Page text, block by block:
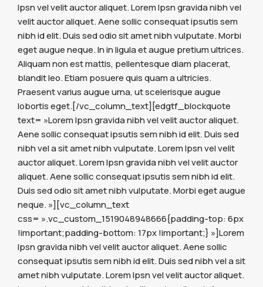
Ipsn vel velit auctor aliquet. Lorem Ipsn gravida nibh vel
velit auctor aliquet. Aene sollic consequat ipsutis sem
nibh id elit. Duis sed odio sit amet nibh vulputate. Morbi
eget augue neque. In in ligula et augue pretium ultrices.
Aliquam non est mattis, pellentesque diam placerat,
blandit leo. Etiam posuere quis quam a ultricies.
Praesent varius augue urna, ut scelerisque augue
lobortis eget.[/vc_column_text][edgtf_blockquote
text= »Lorem Ipsn gravida nibh vel velit auctor aliquet.
Aene sollic consequat ipsutis sem nibh id elit. Duis sed
nibh vel a sit amet nibh vulputate. Lorem Ipsn vel velit
auctor aliquet. Lorem Ipsn gravida nibh vel velit auctor
aliquet. Aene sollic consequat ipsutis sem nibh id elit.
Duis sed odio sit amet nibh vulputate. Morbi eget augue
neque. »][vc_column_text
css= ».vc_custom_1519048948666{padding-top: 6px
!important;padding-bottom: 17px !important;} »]Lorem
Ipsn gravida nibh vel velit auctor aliquet. Aene sollic
consequat ipsutis sem nibh id elit. Duis sed nibh vel a sit
amet nibh vulputate. Lorem Ipsn vel velit auctor aliquet.